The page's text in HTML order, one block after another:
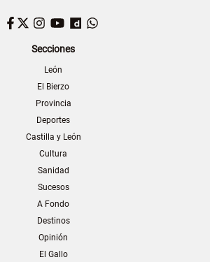
Facebook
TwitterInstagram
YouTubeDailymotion
Secciones
León
El Bierzo
Provincia
Deportes
Castilla y León
Cultura
Sanidad
Sucesos
A Fondo
Destinos
Opinión
El Gallo